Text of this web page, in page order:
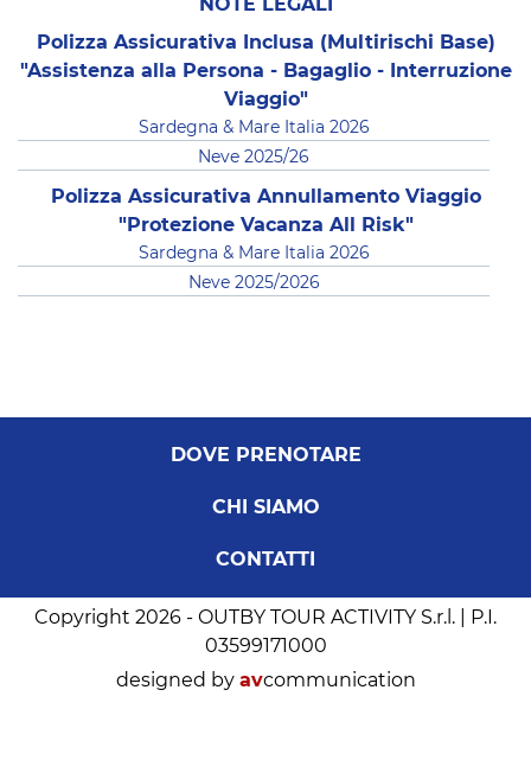
NOTE LEGALI
Polizza Assicurativa Inclusa (Multirischi Base)
"Assistenza alla Persona - Bagaglio - Interruzione
Viaggio"
Sardegna & Mare Italia 2026
Neve 2025/26
Polizza Assicurativa Annullamento Viaggio
"Protezione Vacanza All Risk"
Sardegna & Mare Italia 2026
Neve 2025/2026
DOVE PRENOTARE
CHI SIAMO
CONTATTI
Copyright 2026 - OUTBY TOUR ACTIVITY S.r.l. | P.I.
03599171000
designed by avcommunication